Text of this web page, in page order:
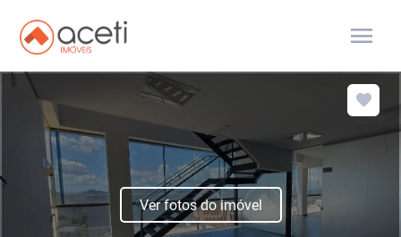
menu
Ver fotos do imóvel